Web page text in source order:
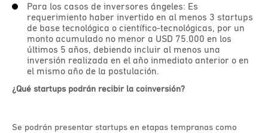
Para los casos de inversores ángeles: Es
requerimiento haber invertido en al menos 3 startups
de base tecnológica o científico-tecnológicas, por un
monto acumulado no menor a USD 75.000 en los
últimos 5 años, debiendo incluir al menos una
inversión realizada en el año inmediato anterior o en
el mismo año de la postulación.
¿Qué startups podrán recibir la coinversión?
Se podrán presentar startups en etapas tempranas como